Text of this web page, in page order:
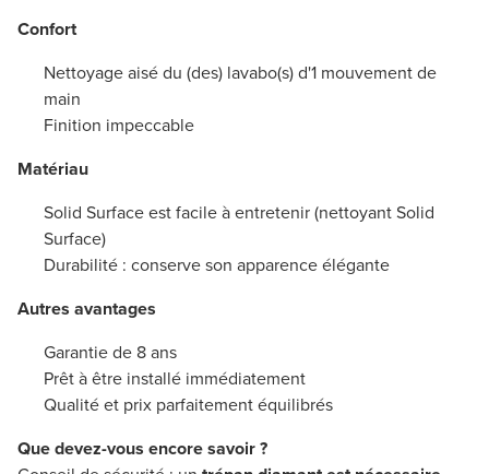
Confort
Nettoyage aisé du (des) lavabo(s) d'1 mouvement de
main
Finition impeccable
Matériau
Solid Surface est facile à entretenir (nettoyant Solid
Surface)
Durabilité : conserve son apparence élégante
Autres avantages
Garantie de 8 ans
Prêt à être installé immédiatement
Qualité et prix parfaitement équilibrés
Que devez-vous encore savoir ?